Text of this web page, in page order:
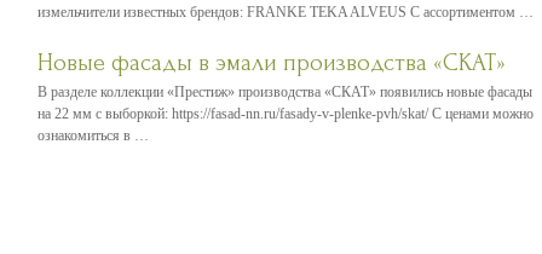
измельчители известных брендов: FRANKE TEKA ALVEUS С ассортиментом …
Новые фасады в эмали производства «СКАТ»
В разделе коллекции «Престиж» производства «СКАТ» появились новые фасады
на 22 мм с выборкой: https://fasad-nn.ru/fasady-v-plenke-pvh/skat/ С ценами можно
ознакомиться в …